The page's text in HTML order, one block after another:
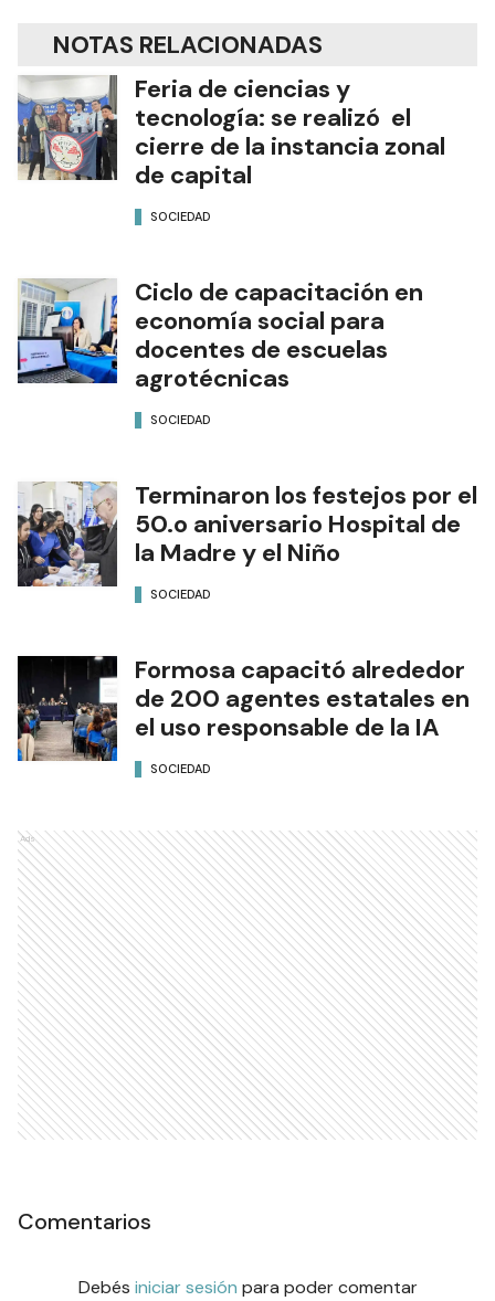
NOTAS RELACIONADAS
Feria de ciencias y
tecnología: se realizó el
cierre de la instancia zonal
de capital
SOCIEDAD
Ciclo de capacitación en
economía social para
docentes de escuelas
agrotécnicas
SOCIEDAD
Terminaron los festejos por el
50.o aniversario Hospital de
la Madre y el Niño
SOCIEDAD
Formosa capacitó alrededor
de 200 agentes estatales en
el uso responsable de la IA
SOCIEDAD
Ads
Comentarios
Debés iniciar sesión para poder comentar